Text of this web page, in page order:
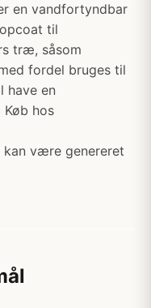
en vandfortyndbar
til
træ, såsom
fordel bruges til
have en
hos
kan være genereret